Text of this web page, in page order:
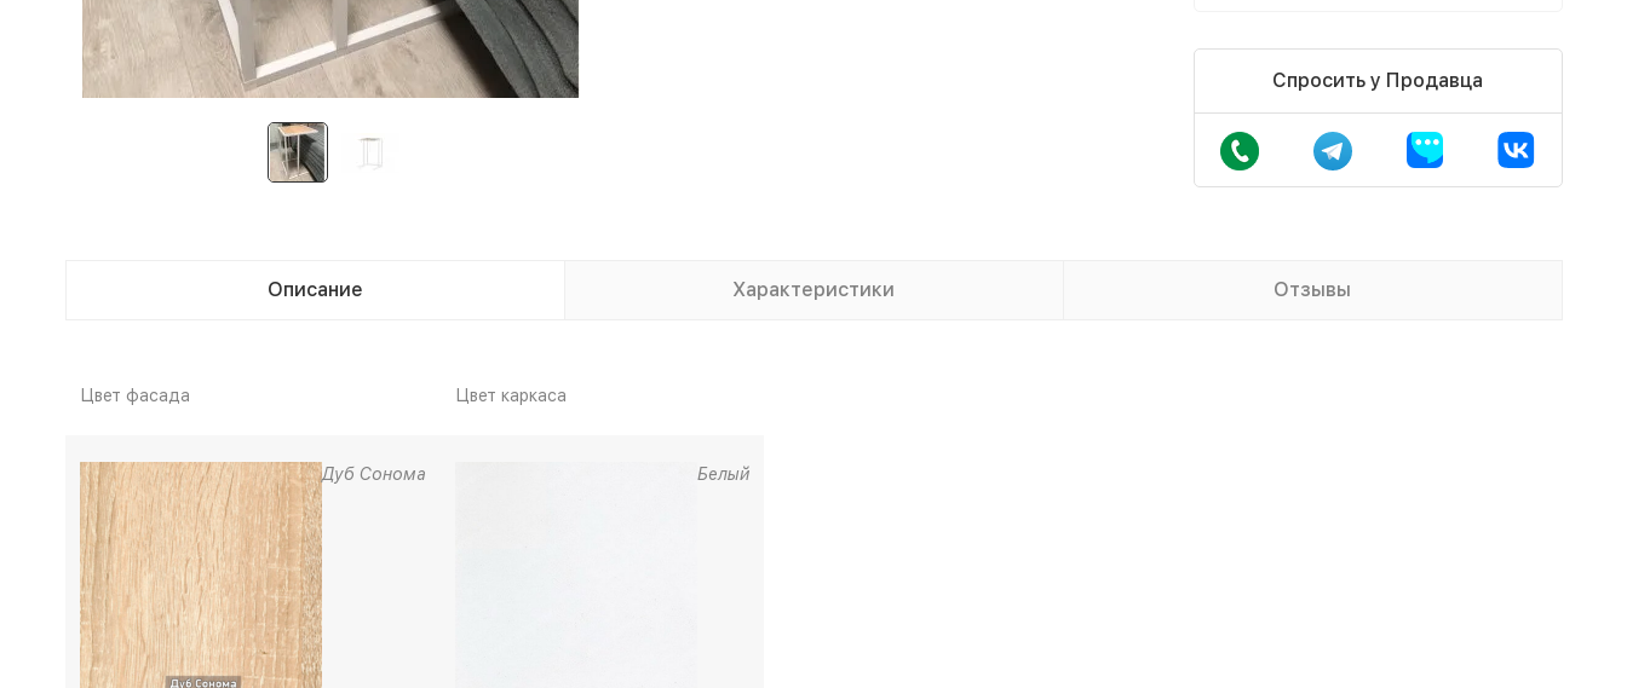
Спросить у Продавца
Описание Характеристики Отзывы
Цвет фасада Цвет каркаса
Дуб Сонома Белый